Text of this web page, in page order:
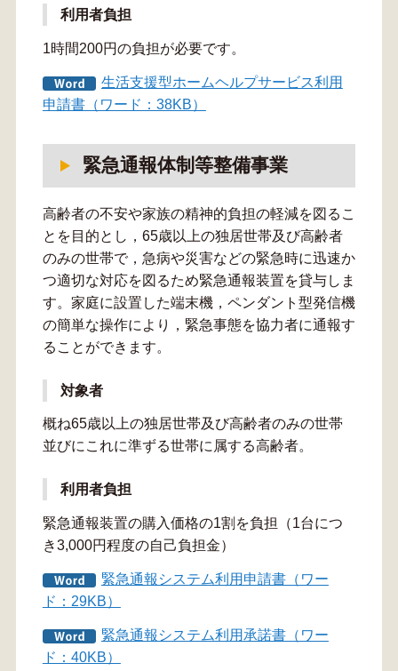
利用者負担
1時間200円の負担が必要です。
生活支援型ホームヘルプサービス利用
申請書（ワード：38KB）
緊急通報体制等整備事業
高齢者の不安や家族の精神的負担の軽減を図るこ
とを目的とし，65歳以上の独居世帯及び高齢者
のみの世帯で，急病や災害などの緊急時に迅速か
つ適切な対応を図るため緊急通報装置を貸与しま
す。家庭に設置した端末機，ペンダント型発信機
の簡単な操作により，緊急事態を協力者に通報す
ることができます。
対象者
概ね65歳以上の独居世帯及び高齢者のみの世帯
並びにこれに準ずる世帯に属する高齢者。
利用者負担
緊急通報装置の購入価格の1割を負担（1台につ
き3,000円程度の自己負担金）
緊急通報システム利用申請書（ワー
ド：29KB）
緊急通報システム利用承諾書（ワー
ド：40KB）